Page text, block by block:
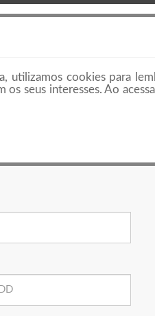
utilizamos cookies para
seus interesses. Ao